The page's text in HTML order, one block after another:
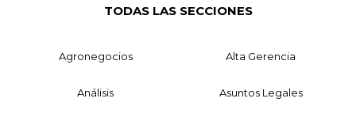
TODAS LAS SECCIONES
Agronegocios Alta Gerencia
Análisis Asuntos Legales